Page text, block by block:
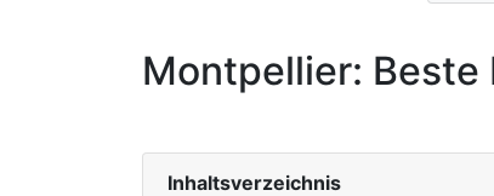
Montpellier: Beste
Inhaltsverzeichnis